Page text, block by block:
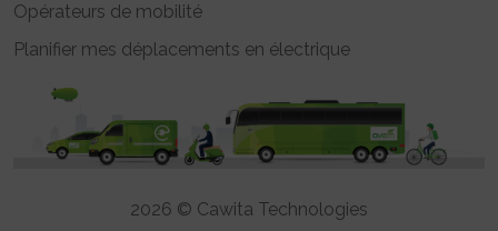
Opérateurs de mobilité
Planifier mes déplacements en électrique
2026 © Cawita Technologies